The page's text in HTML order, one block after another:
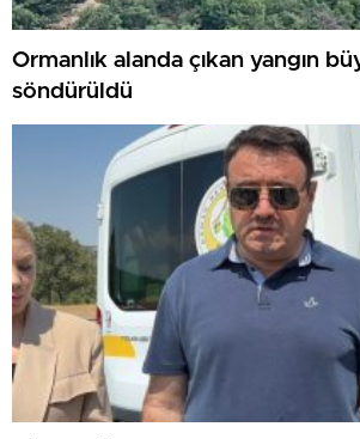
Ormanlık alanda çıkan yangın
söndürüldü